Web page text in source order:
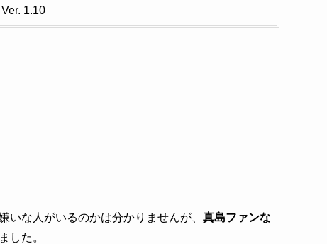
Ver. 1.10
いな人がいるのかは分かりませんが、 真島ファンな
した。